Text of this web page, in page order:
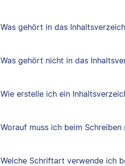
Was gehört in das
Was gehört nicht in das
Wie erstelle ich ein
Worauf muss ich beim
Welche Schriftart verwende ich